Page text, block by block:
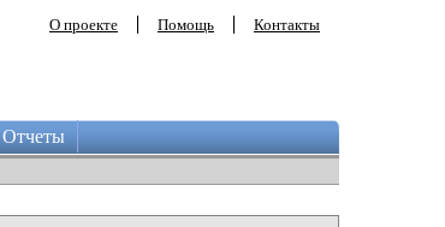
О проекте Помощь Контакты
Отчеты